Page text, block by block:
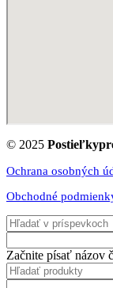
© 2025
Ochrana osobných
Obchodné
Začnite písať názov